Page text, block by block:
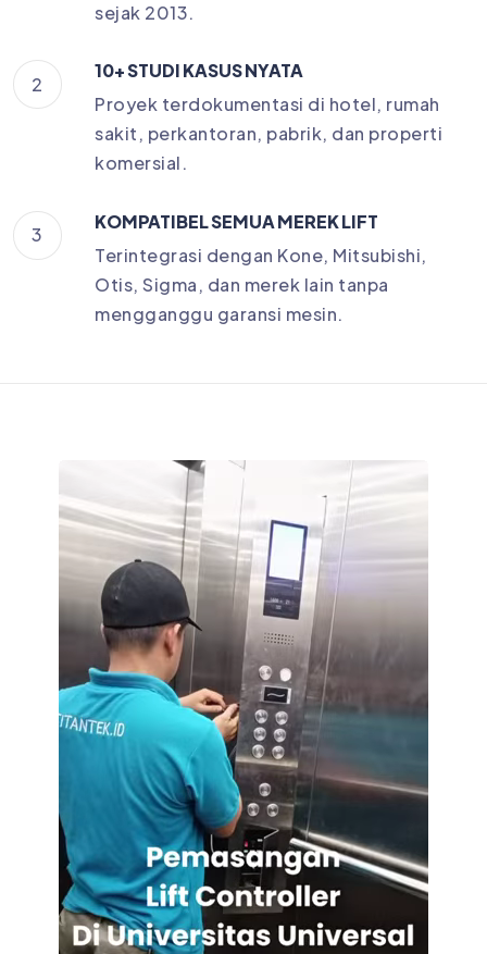
sejak 2013.
2
10+ STUDI KASUS NYATA
Proyek terdokumentasi di hotel, rumah
sakit, perkantoran, pabrik, dan properti
komersial.
3
KOMPATIBEL SEMUA MEREK LIFT
Terintegrasi dengan Kone, Mitsubishi,
Otis, Sigma, dan merek lain tanpa
mengganggu garansi mesin.